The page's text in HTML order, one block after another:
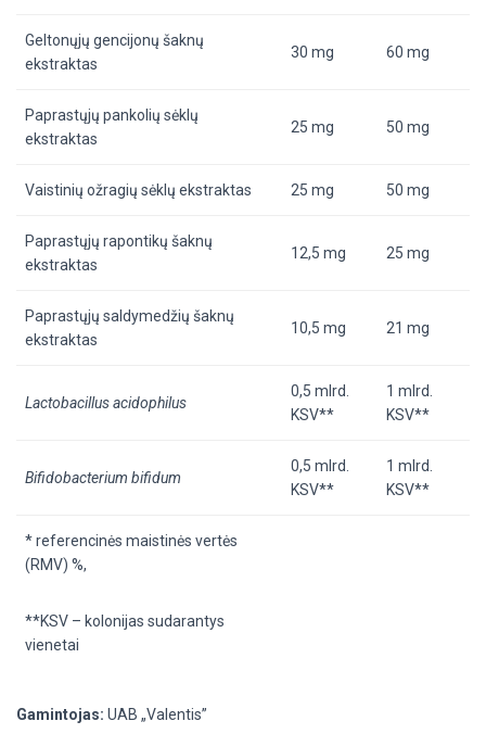
Geltonųjų gencijonų šaknų
ekstraktas
30 mg 60 mg
Paprastųjų pankolių sėklų
ekstraktas
25 mg 50 mg
Vaistinių ožragių sėklų ekstraktas 25 mg 50 mg
Paprastųjų rapontikų šaknų
ekstraktas
12,5 mg 25 mg
Paprastųjų saldymedžių šaknų
ekstraktas
10,5 mg 21 mg
Lactobacillus acidophilus
0,5 mlrd.
KSV**
1 mlrd.
KSV**
Bifidobacterium bifidum
0,5 mlrd.
KSV**
1 mlrd.
KSV**
* referencinės maistinės vertės
(RMV) %,
**KSV – kolonijas sudarantys
vienetai
Gamintojas: UAB „Valentis”